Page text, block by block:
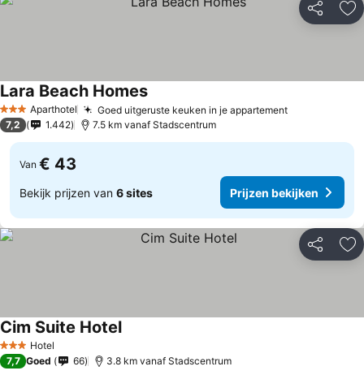
Delen
3 SterrenAparthotel Goed uitgeruste keuken in je appartement
Lara Beach Homes
7,2 1.442 7.5 km vanaf Stadscentrum
Van € 43
Bekijk prijzen van 6 sites Prijzen bekijken
Delen
3 SterrenHotel
Cim Suite Hotel
7,7 Goed 66 3.8 km vanaf Stadscentrum